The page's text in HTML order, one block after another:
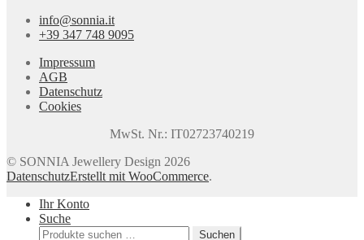
info@sonnia.it
+39 347 748 9095
Impressum
AGB
Datenschutz
Cookies
MwSt. Nr.: IT02723740219
© SONNIA Jewellery Design 2026
DatenschutzErstellt mit WooCommerce.
Ihr Konto
Suche
Suchen
Suchen